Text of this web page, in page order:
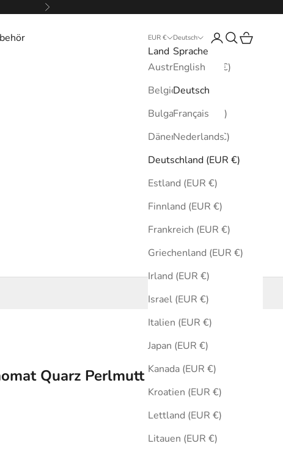
Vor
EUR €
Land
Australien (EUR €)
Belgien (EUR €)
Bulgarien (EUR €)
Dänemark (EUR €)
Deutschland (EUR €)
Estland (EUR €)
Finnland (EUR €)
Frankreich (EUR €)
Griechenland (EUR €)
Irland (EUR €)
Israel (EUR €)
Italien (EUR €)
Japan (EUR €)
Kanada (EUR €)
Kroatien (EUR €)
Lettland (EUR €)
Litauen (EUR €)
Deutsch
Sprache
English
Deutsch
Français
Nederlands
Anmelden
Suchen
Quarz Perlmutt 28 mm